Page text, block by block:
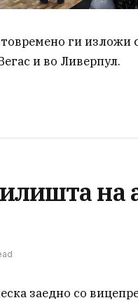
ги изложи
и во Ливерпул.
на
заедно со